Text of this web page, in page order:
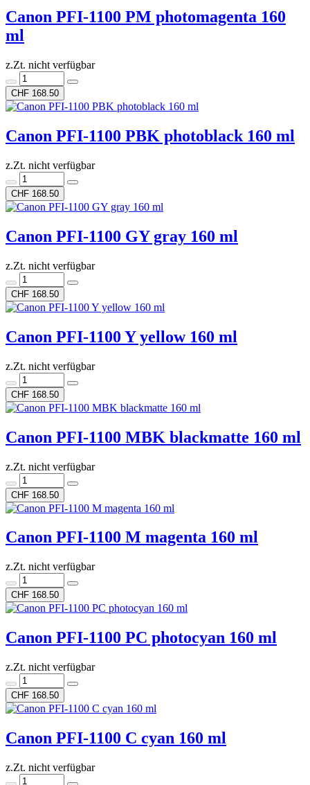
Canon PFI-1100 PM photomagenta 160
ml
z.Zt. nicht verfügbar
CHF 168.50
Canon PFI-1100 PBK photoblack 160 ml
z.Zt. nicht verfügbar
CHF 168.50
Canon PFI-1100 GY gray 160 ml
z.Zt. nicht verfügbar
CHF 168.50
Canon PFI-1100 Y yellow 160 ml
z.Zt. nicht verfügbar
CHF 168.50
Canon PFI-1100 MBK blackmatte 160 ml
z.Zt. nicht verfügbar
CHF 168.50
Canon PFI-1100 M magenta 160 ml
z.Zt. nicht verfügbar
CHF 168.50
Canon PFI-1100 PC photocyan 160 ml
z.Zt. nicht verfügbar
CHF 168.50
Canon PFI-1100 C cyan 160 ml
z.Zt. nicht verfügbar